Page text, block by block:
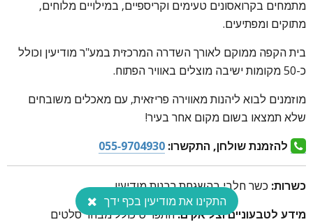
מתמחים בקרואסונים טעימים וקריספיים, במילויים מלוחים,
מתוקים ומפתיעים.
בית הקפה ממוקם לאורך השדרה המרכזית במע"ר מודיעין וכולל
כ-50 מקומות ישיבה מוצלים באוויר הפתוח.
מוזמנים לבוא ליהנות מאווירה פריזאית, עם מאכלים משובחים
שלא תמצאו בשום מקום אחר בעיר!
להזמנת שולחן, התקשרו: 055-9704930
כשרות: כשר חלבי בהשגחת רבנות מודיעין.
מידע לטבעוניים וצליאקים:התפריט כולל מבחר סלטים
התקינו את מודיעין בכף ידך